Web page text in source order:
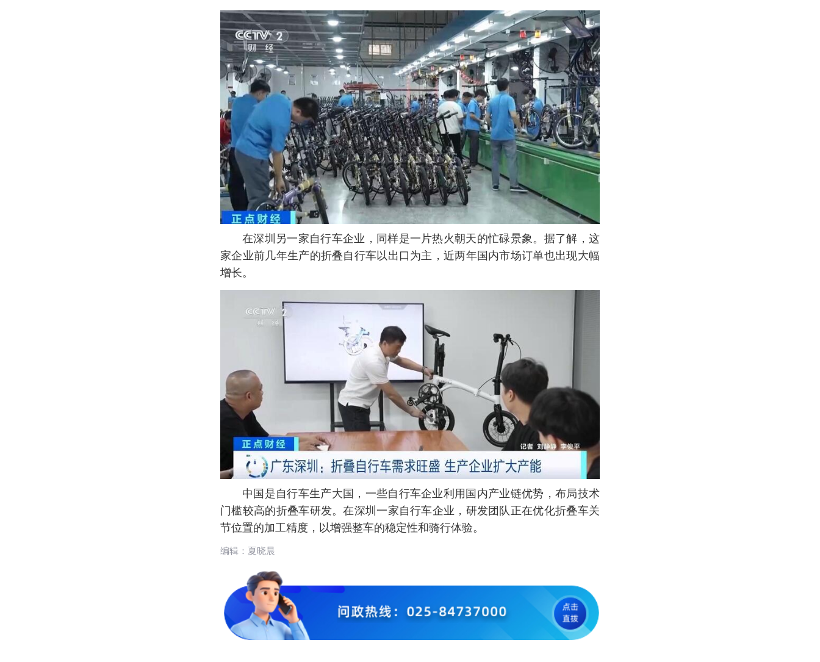
在深圳另一家自行车企业，同样是一片热火朝天的忙碌景象。据了解，这
家企业前几年生产的折叠自行车以出口为主，近两年国内市场订单也出现大幅
增长。
中国是自行车生产大国，一些自行车企业利用国内产业链优势，布局技术
门槛较高的折叠车研发。在深圳一家自行车企业，研发团队正在优化折叠车关
节位置的加工精度，以增强整车的稳定性和骑行体验。
编辑：夏晓晨